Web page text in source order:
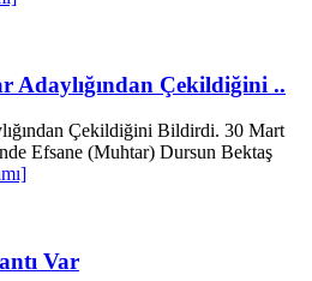
Adaylığından Çekildiğini ..
Çekildiğini Bildirdi. 30 Mart
Efsane (Muhtar) Dursun Bektaş
Var